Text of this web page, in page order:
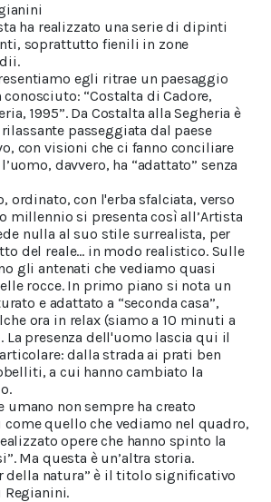
ha realizzato una serie di dipinti
soprattutto fienili in zone
egli ritrae un paesaggio
“Costalta di Cadore,
1995”. Da Costalta alla Segheria è
passeggiata dal paese
con visioni che ci fanno conciliare
davvero, ha “adattato” senza
ordinato, con l'erba sfalciata, verso
millennio si presenta così all’Artista
nulla al suo stile surrealista, per
del reale... in modo realistico. Sulle
gli antenati che vediamo quasi
rocce. In primo piano si nota un
e adattato a “seconda casa”,
ora in relax (siamo a 10 minuti a
La presenza dell'uomo lascia qui il
dalla strada ai prati ben
a cui hanno cambiato la
umano non sempre ha creato
quello che vediamo nel quadro,
opere che hanno spinto la
Ma questa è un’altra storia.
della natura” è il titolo significativo